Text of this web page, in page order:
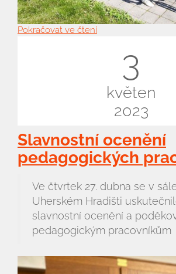
Pokračovat ve čtení
3
květen
2023
Slavnostní ocenění
pedagogických
Ve čtvrtek 27. dubna se v
Uherském Hradišti
slavnostní ocenění a
pedagogickým pracovníkům